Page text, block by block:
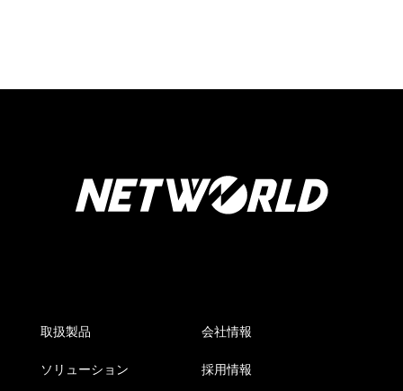
取扱製品
ソリューション
会社情報
採用情報